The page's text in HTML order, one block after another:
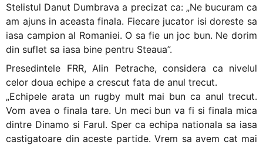
Stelistul Danut Dumbrava a precizat ca: „Ne bucuram ca
am ajuns in aceasta finala. Fiecare jucator isi doreste sa
iasa campion al Romaniei. O sa fie un joc bun. Ne dorim
din suflet sa iasa bine pentru Steaua”.
Presedintele FRR, Alin Petrache, considera ca nivelul
celor doua echipe a crescut fata de anul trecut.
„Echipele arata un rugby mult mai bun ca anul trecut.
Vom avea o finala tare. Un meci bun va fi si finala mica
dintre Dinamo si Farul. Sper ca echipa nationala sa iasa
castigatoare din aceste partide. Vrem sa avem cat mai